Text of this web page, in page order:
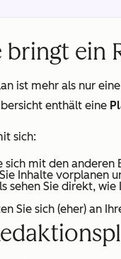
bringt ein
ist mehr als nur
enthält eine
sich:
sich mit den
Inhalte vorplanen
sehen Sie direkt,
Sie sich (eher) an